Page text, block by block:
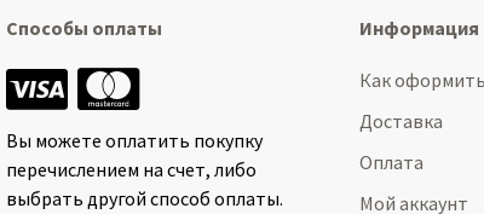
Способы оплаты
Вы можете оплатить покупку
перечислением на счет, либо
выбрать другой способ оплаты.
Информация
Как оформить
Доставка
Оплата
Мой аккаунт